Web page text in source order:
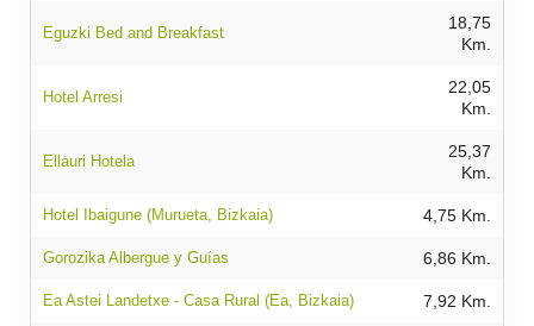
Eguzki Bed and Breakfast
18,75
Km.
Hotel Arresi
22,05
Km.
Ellauri Hotela
25,37
Km.
Hotel Ibaigune (Murueta, Bizkaia) 4,75 Km.
Gorozika Albergue y Guías 6,86 Km.
Ea Astei Landetxe - Casa Rural (Ea, Bizkaia) 7,92 Km.